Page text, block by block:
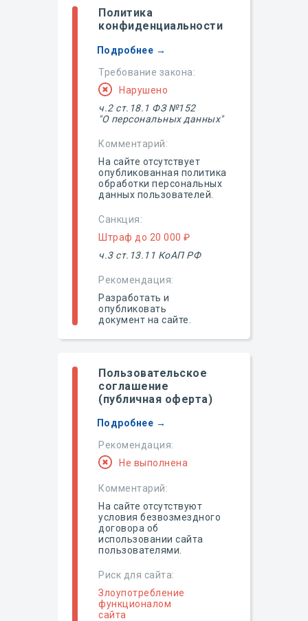
Политика
конфиденциальности
Требование закона:
Комментарий:
Санкция:
Нарушено
На сайте отсутствует
опубликованная политика
обработки персональных
данных пользователей.
ч.2 ст.18.1 ФЗ №152
"О персональных данных"
ч.3 ст.13.11 КоАП РФ
Рекомендация:
Разработать и
опубликовать
документ на сайте.
Штраф до 20 000 ₽
Подробнее →
Пользовательское
соглашение
(публичная оферта)
Рекомендация:
Комментарий:
Риск для сайта:
Не выполнена
Злоупотребление
функционалом
сайта
Подробнее →
На сайте отсутствуют
условия безвозмездного
договора об
использовании сайта
пользователями.